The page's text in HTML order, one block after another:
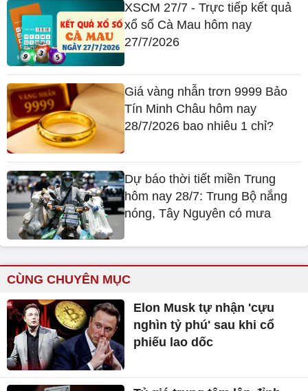
XSCM 27/7 - Trực tiếp kết quả
xổ số Cà Mau hôm nay
27/7/2026
Giá vàng nhẫn trơn 9999 Bảo
Tín Minh Châu hôm nay
28/7/2026 bao nhiêu 1 chỉ?
Dự báo thời tiết miền Trung
hôm nay 28/7: Trung Bộ nắng
nóng, Tây Nguyên có mưa
CÙNG CHUYÊN MỤC
Elon Musk tự nhận 'cựu
nghìn tỷ phú' sau khi cổ
phiếu lao dốc